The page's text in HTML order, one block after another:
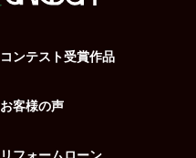
コンテスト受賞作品
お客様の声